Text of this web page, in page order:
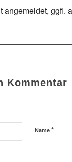
ggfl.
Kommentar
Name *